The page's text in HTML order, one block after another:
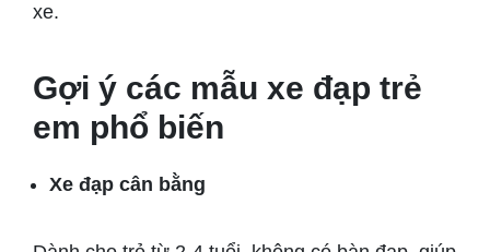
xe.
Gợi ý các mẫu xe đạp trẻ
em phổ biến
Xe đạp cân bằng